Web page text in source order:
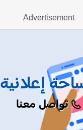
عرض الكل
Advertisement
إعلانية
تواصل معنا